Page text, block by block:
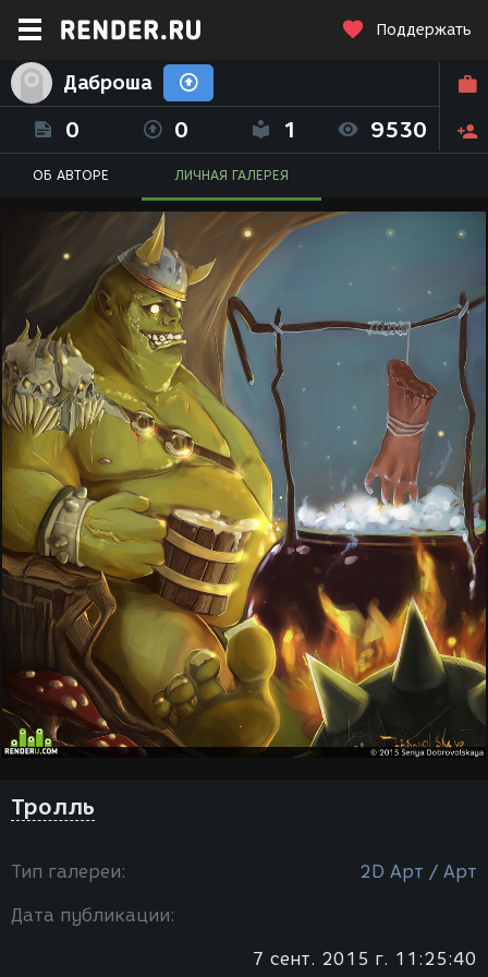
Поддержать
Даброша
0 0 1 9530
ОБ АВТОРЕ ЛИЧНАЯ ГАЛЕРЕЯ
Тролль
Тип галереи: 2D Арт / Арт
Дата публикации:
7 сент. 2015 г. 11:25:40